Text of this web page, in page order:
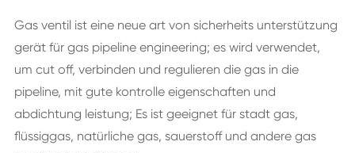
Gas ventil ist eine neue art von sicherheits unterstützung
gerät für gas pipeline engineering; es wird verwendet,
um cut off, verbinden und regulieren die gas in die
pipeline, mit gute kontrolle eigenschaften und
abdichtung leistung; Es ist geeignet für stadt gas,
flüssiggas, natürliche gas, sauerstoff und andere gas